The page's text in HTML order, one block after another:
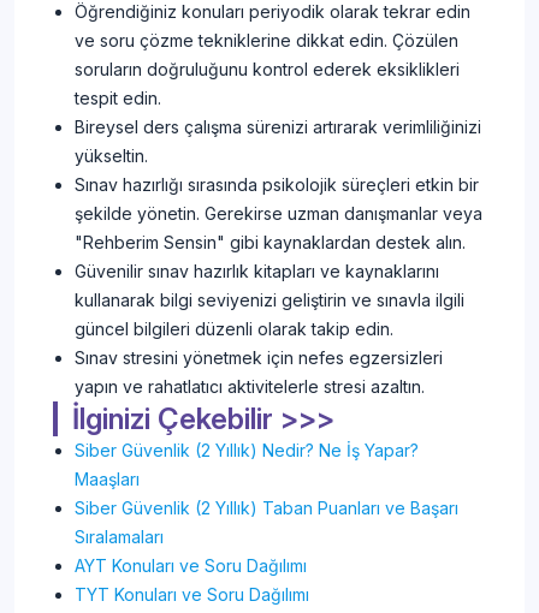
Öğrendiğiniz konuları periyodik olarak tekrar edin
ve soru çözme tekniklerine dikkat edin. Çözülen
soruların doğruluğunu kontrol ederek eksiklikleri
tespit edin.
Bireysel ders çalışma sürenizi artırarak verimliliğinizi
yükseltin.
Sınav hazırlığı sırasında psikolojik süreçleri etkin bir
şekilde yönetin. Gerekirse uzman danışmanlar veya
"Rehberim Sensin" gibi kaynaklardan destek alın.
Güvenilir sınav hazırlık kitapları ve kaynaklarını
kullanarak bilgi seviyenizi geliştirin ve sınavla ilgili
güncel bilgileri düzenli olarak takip edin.
Sınav stresini yönetmek için nefes egzersizleri
yapın ve rahatlatıcı aktivitelerle stresi azaltın.
İlginizi Çekebilir >>>
Siber Güvenlik (2 Yıllık) Nedir? Ne İş Yapar?
Maaşları
Siber Güvenlik (2 Yıllık) Taban Puanları ve Başarı
Sıralamaları
AYT Konuları ve Soru Dağılımı
TYT Konuları ve Soru Dağılımı